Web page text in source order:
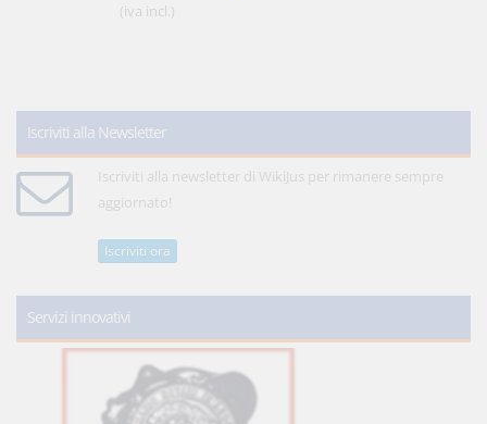
(iva incl.)
Iscriviti alla Newsletter
Iscriviti alla newsletter di WikiJus per rimanere sempre
aggiornato!
Iscriviti ora
Servizi innovativi